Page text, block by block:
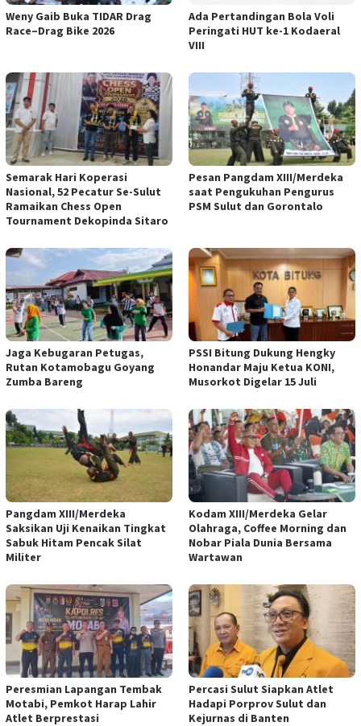
Weny Gaib Buka TIDAR Drag
Race–Drag Bike 2026
Ada Pertandingan Bola Voli
Peringati HUT ke-1 Kodaeral
VIII
Semarak Hari Koperasi
Nasional, 52 Pecatur Se-Sulut
Ramaikan Chess Open
Tournament Dekopinda Sitaro
Pesan Pangdam XIII/Merdeka
saat Pengukuhan Pengurus
PSM Sulut dan Gorontalo
Jaga Kebugaran Petugas,
Rutan Kotamobagu Goyang
Zumba Bareng
PSSI Bitung Dukung Hengky
Honandar Maju Ketua KONI,
Musorkot Digelar 15 Juli
Pangdam XIII/Merdeka
Saksikan Uji Kenaikan Tingkat
Sabuk Hitam Pencak Silat
Militer
Kodam XIII/Merdeka Gelar
Olahraga, Coffee Morning dan
Nobar Piala Dunia Bersama
Wartawan
Peresmian Lapangan Tembak
Motabi, Pemkot Harap Lahir
Atlet Berprestasi
Percasi Sulut Siapkan Atlet
Hadapi Porprov Sulut dan
Kejurnas di Banten